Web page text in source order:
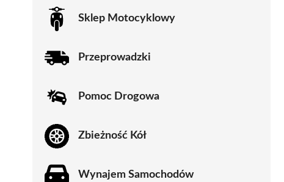
Sklep Motocyklowy
Przeprowadzki
Pomoc Drogowa
Zbieżność Kół
Wynajem Samochodów